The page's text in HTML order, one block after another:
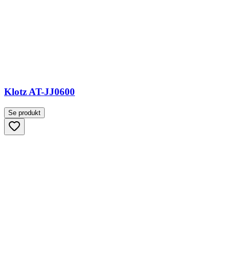
Klotz AT-JJ0600
Se produkt